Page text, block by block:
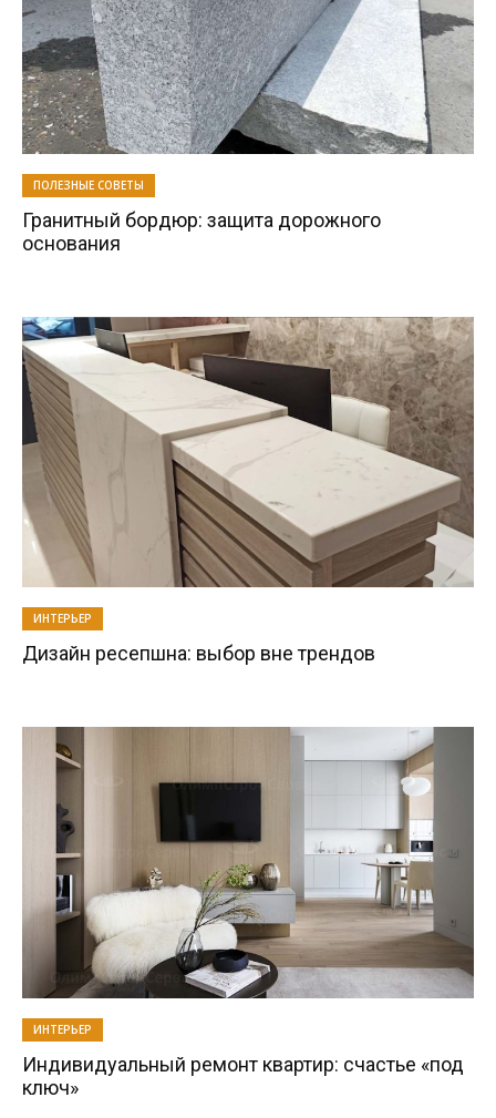
ПОЛЕЗНЫЕ СОВЕТЫ
Гранитный бордюр: защита дорожного
основания
ИНТЕРЬЕР
Дизайн ресепшна: выбор вне трендов
ИНТЕРЬЕР
Индивидуальный ремонт квартир: счастье «под
ключ»